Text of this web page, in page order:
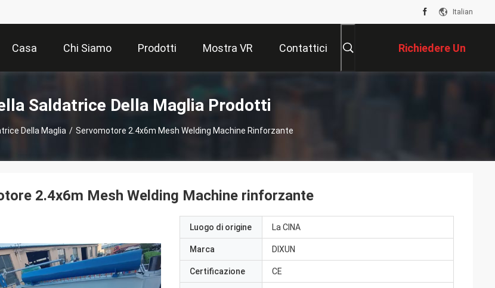
Italian
Casa Chi Siamo Prodotti Mostra VR Contattici Richiedere Un
Preventivo
Saldatrice Della Maglia Prodotti
Della Maglia / Servomotore 2.4x6m Mesh Welding Machine Rinforzante
2.4x6m Mesh Welding Machine rinforzante
Luogo di origine La CINA
Marca DIXUN
Certificazione CE